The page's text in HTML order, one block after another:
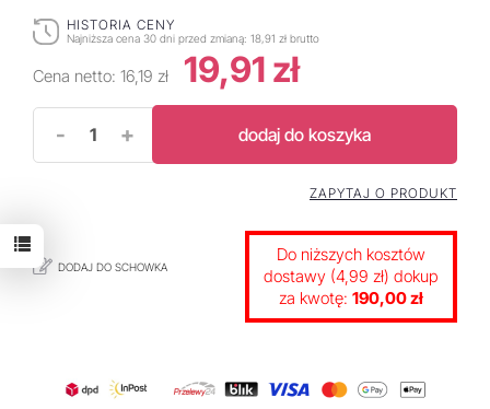
HISTORIA CENY
Najniższa cena 30 dni przed zmianą: 18,91 zł brutto
Cena netto: 16,19 zł 19,91 zł
- + dodaj do koszyka
DODAJ DO SCHOWKA
ZAPYTAJ O PRODUKT
Do niższych kosztów
dostawy (4,99 zł) dokup
za kwotę: 190,00 zł